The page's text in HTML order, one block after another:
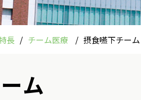
長 チーム医療 摂食嚥下チーム
ム